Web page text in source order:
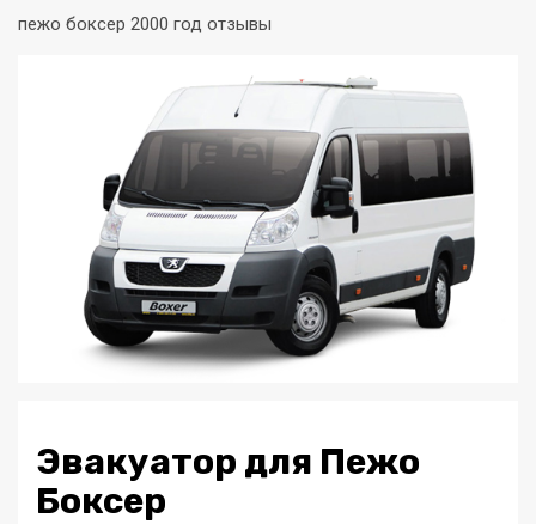
пежо боксер 2000 год отзывы
Эвакуатор для Пежо
Боксер